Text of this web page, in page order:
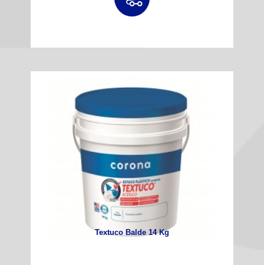
Textuco Balde 14 Kg